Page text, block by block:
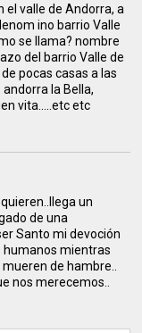
el valle de Andorra, a
ino barrio Valle
se llama? nombre
del barrio Valle de
pocas casas a las
la Bella,
vita.....etc etc
un
de una
Santo mi devoción
humanos mientras
de hambre..
nos merecemos..